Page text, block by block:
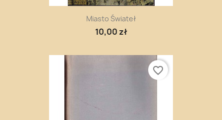
Miasto Świateł
10,00 zł
favorite_border